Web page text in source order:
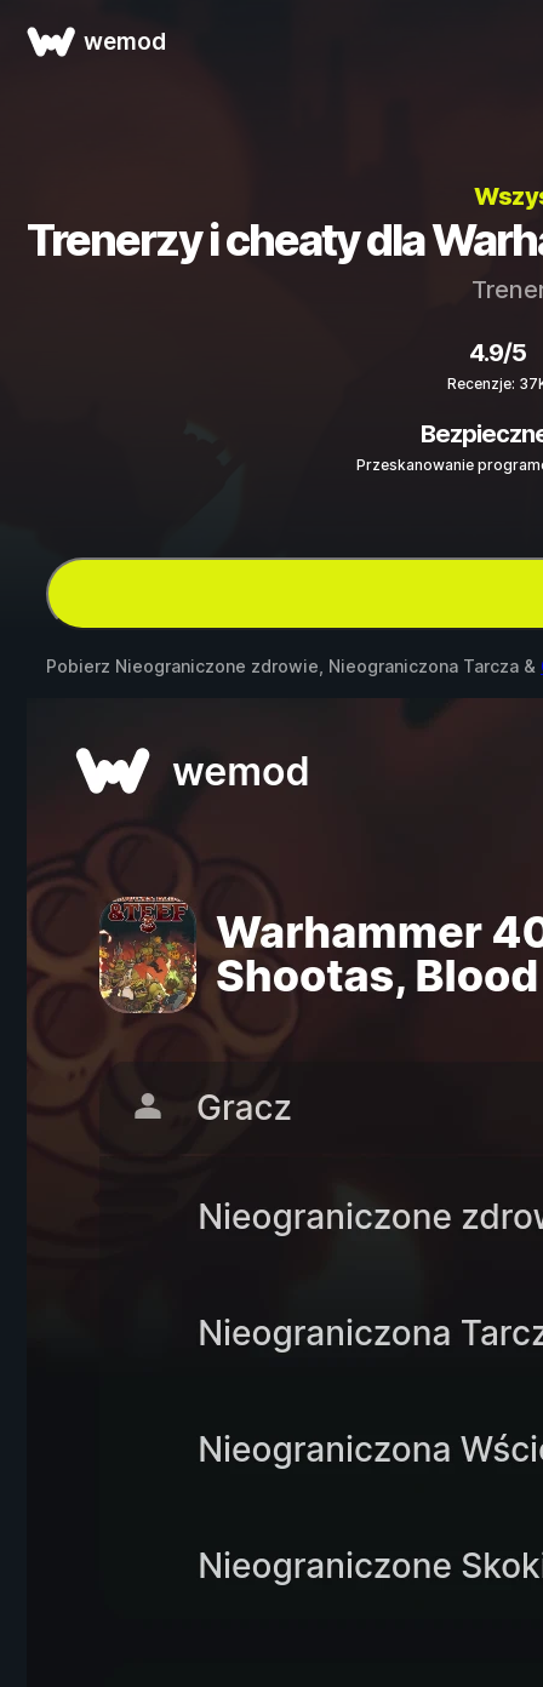
wemod
Trenerzy i cheaty dla
4.9/5
Recenzje:
Przeskanowanie
Pobierz Nieograniczone zdrowie, Nieograniczona Tarcza &